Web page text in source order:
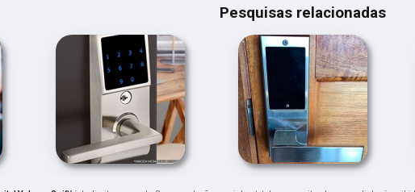
Pesquisas relacionadas